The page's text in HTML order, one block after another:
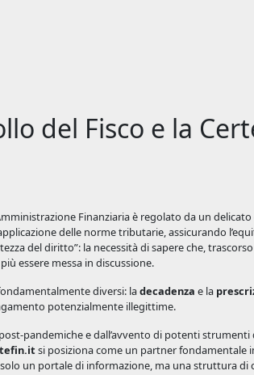
del Fisco e la
Finanziaria è regolato da un
delle norme tributarie, assicurando
del diritto”: la necessità di sapere che,
essere messa in discussione.
diversi: ladecadenza e la
potenzialmente illegittime.
pandemiche e dall’avvento di potenti
si posiziona come un partner fondamentale
un portale di informazione, ma una struttura di